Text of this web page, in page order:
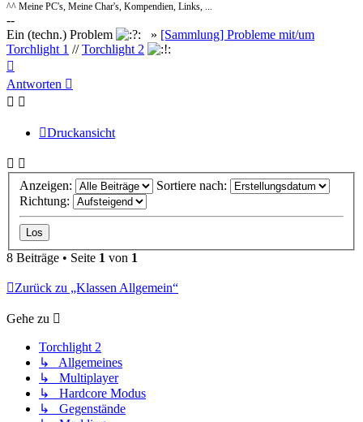
^^ Meine PC's, Meine Char's, Kompendien, Links, ...
--
Ein (techn.) Problem
» [Sammlung] Probleme mit/um
Torchlight 1 //Torchlight 2
oben
Antworten
Druckansicht
Anzeigen:
Sortiere nach:
Richtung:
8 Beiträge • Seite 1 von 1
Zurück zu „Klassen Allgemein“
Gehe zu
Torchlight 2
↳ Allgemeines
↳ Multiplayer
↳ Hardcore Modus
↳ Gegenstände